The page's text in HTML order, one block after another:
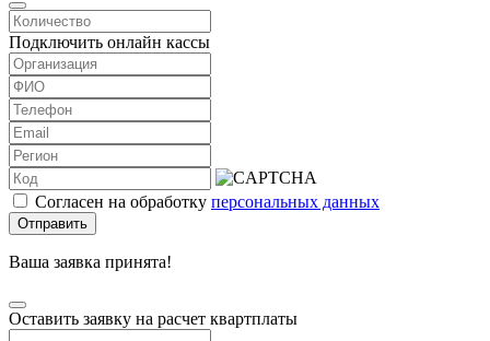
Подключить онлайн кассы
Согласен на обработку персональных данных
Отправить
Ваша заявка принята!
Оставить заявку на расчет квартплаты